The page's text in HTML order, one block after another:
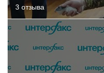
3 отзыва